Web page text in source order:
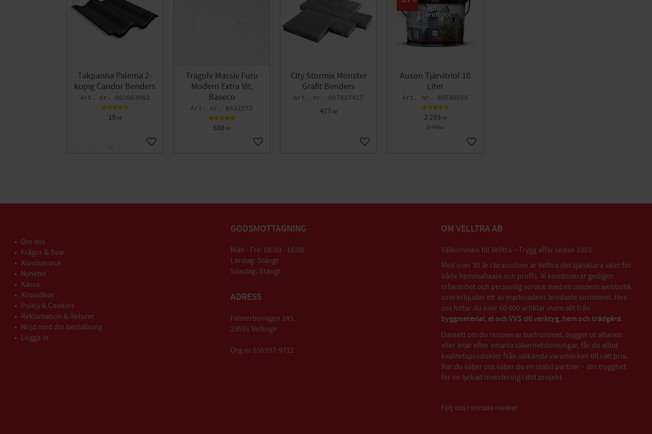
Takpanna Palema 2-
kupig Candor Benders
003983062
15 KR
Lägg till i favoriter
+1
Trägolv Massiv Furu
Modern Extra Vit,
Baseco
BA32272
588 KR
Lägg till i favoriter
City Stormix Mönster
Grafit Benders
007827417
477 KR
Lägg till i favoriter
Auson Tjärvitriol 10
Liter
60590556
2 293 KR
2 752KR
Lägg till i favoriter
Om oss
Frågor & Svar
Kundservice
Nyheter
Kassa
Köpvillkor
Policy & Cookies
Reklamation & Returer
Nöjd med din beställning
Logga in
GODSMOTTAGNING
Mån - Fre: 08:00 - 16:00
Lördag: Stängt
Söndag: Stängt
ADRESS
Falsterbovägen 245,
23591 Vellinge
Org nr 556597-9712
OM VELLTRA AB
Välkommen till Velltra – Trygg affär sedan 1993
Med över 30 år i branschen är Velltra det självklara valet för
både hemmafixare och proffs. Vi kombinerar gedigen
erfarenhet och personlig service med en modern webbutik
som erbjuder ett av marknadens bredaste sortiment. Hos
oss hittar du över 60 000 artiklar inom allt från
byggmaterial, el och VVS till verktyg, hem och trädgård.
Oavsett om du renoverar badrummet, bygger ut altanen
eller letar efter smarta säkerhetslösningar, får du alltid
kvalitetsprodukter från välkända varumärken till rätt pris.
När du väljer oss väljer du en stabil partner – din trygghet
för en lyckad investering i ditt projekt.
Följ oss i sociala medier